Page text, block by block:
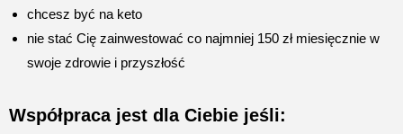
chcesz być na keto
nie stać Cię zainwestować co najmniej 150 zł miesięcznie w
swoje zdrowie i przyszłość
Współpraca jest dla Ciebie jeśli: